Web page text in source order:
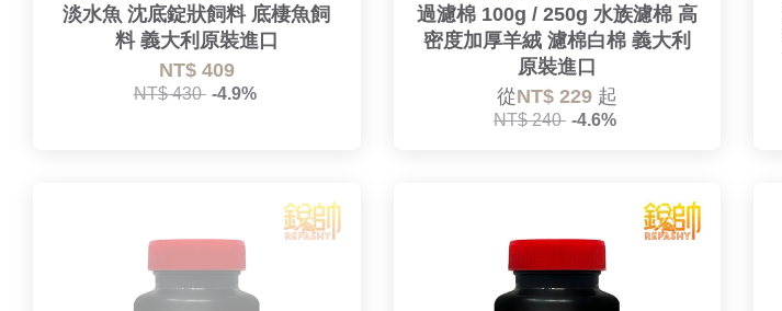
淡水魚 沈底錠狀飼料 底棲魚飼
料 義大利原裝進口
NT$ 409
NT$ 430 -4.9%
過濾棉 100g / 250g 水族濾棉 高
密度加厚羊絨 濾棉白棉 義大利
原裝進口
從NT$ 229 起
NT$ 240 -4.6%